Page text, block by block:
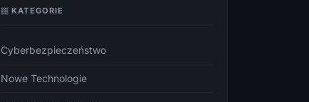
KATEGORIE
Cyberbezpieczeństwo
Nowe Technologie